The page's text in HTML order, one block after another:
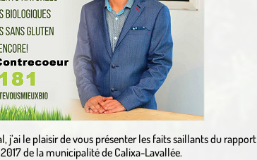
j’ai le plaisir de vous présenter les faits saillants du rapport
de la municipalité de Calixa-Lavallée.